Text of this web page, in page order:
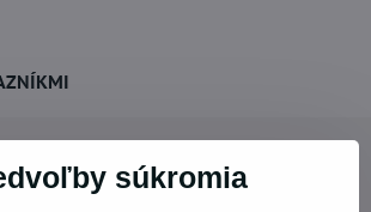
súkromia